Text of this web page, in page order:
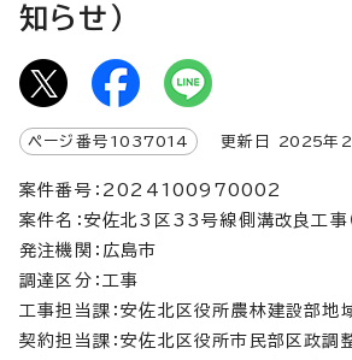
知らせ）
ページ番号 1037014 更新日 2025年2
案件番号：2024100970002
案件名：安佐北3区33号線側溝改良工事
発注機関：広島市
調達区分：工事
工事担当課：安佐北区役所農林建設部地
契約担当課：安佐北区役所市民部区政調